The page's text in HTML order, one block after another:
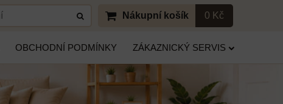
Nákupní košík 0 Kč
OBCHODNÍ PODMÍNKY ZÁKAZNICKÝ SERVIS